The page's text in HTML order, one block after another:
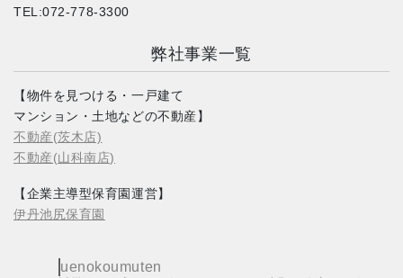
TEL:072-778-3300
弊社事業一覧
【物件を見つける・一戸建て
マンション・土地などの不動産】
不動産(茨木店)
不動産(山科南店)
【企業主導型保育園運営】
伊丹池尻保育園
uenokoumuten